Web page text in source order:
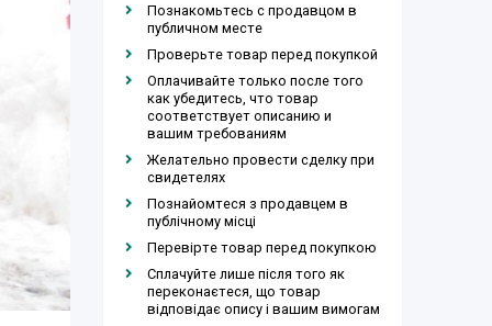
Познакомьтесь с продавцом в
публичном месте
Проверьте товар перед покупкой
Оплачивайте только после того
как убедитесь, что товар
соответствует описанию и
вашим требованиям
Желательно провести сделку при
свидетелях
Познайомтеся з продавцем в
публічному місці
Перевірте товар перед покупкою
Сплачуйте лише після того як
переконаєтеся, що товар
відповідає опису і вашим вимогам